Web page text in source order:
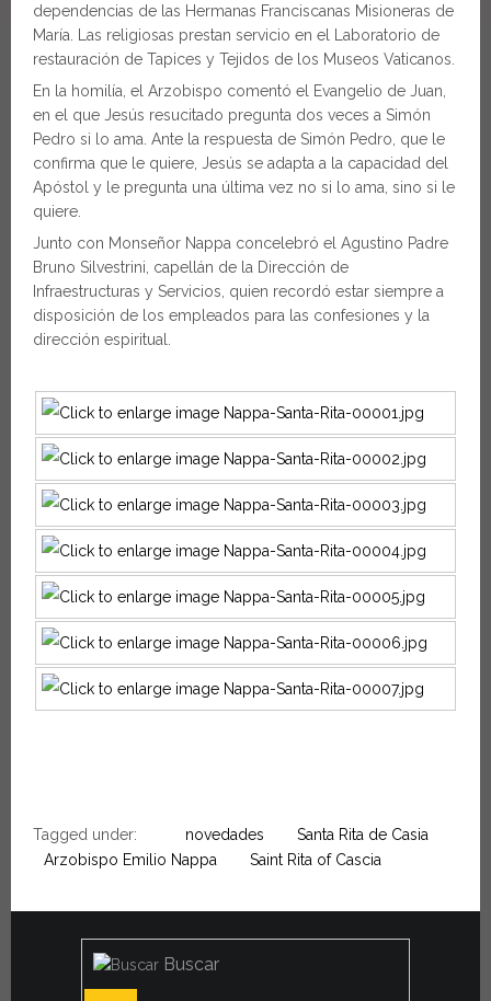
dependencias de las Hermanas Franciscanas Misioneras de
María. Las religiosas prestan servicio en el Laboratorio de
restauración de Tapices y Tejidos de los Museos Vaticanos.
En la homilía, el Arzobispo comentó el Evangelio de Juan,
en el que Jesús resucitado pregunta dos veces a Simón
Pedro si lo ama. Ante la respuesta de Simón Pedro, que le
confirma que le quiere, Jesús se adapta a la capacidad del
Apóstol y le pregunta una última vez no si lo ama, sino si le
quiere.
Junto con Monseñor Nappa concelebró el Agustino Padre
Bruno Silvestrini, capellán de la Dirección de
Infraestructuras y Servicios, quien recordó estar siempre a
disposición de los empleados para las confesiones y la
dirección espiritual.
Tagged under: novedades
Santa Rita de Casia
Arzobispo Emilio Nappa
Saint Rita of Cascia
Buscar